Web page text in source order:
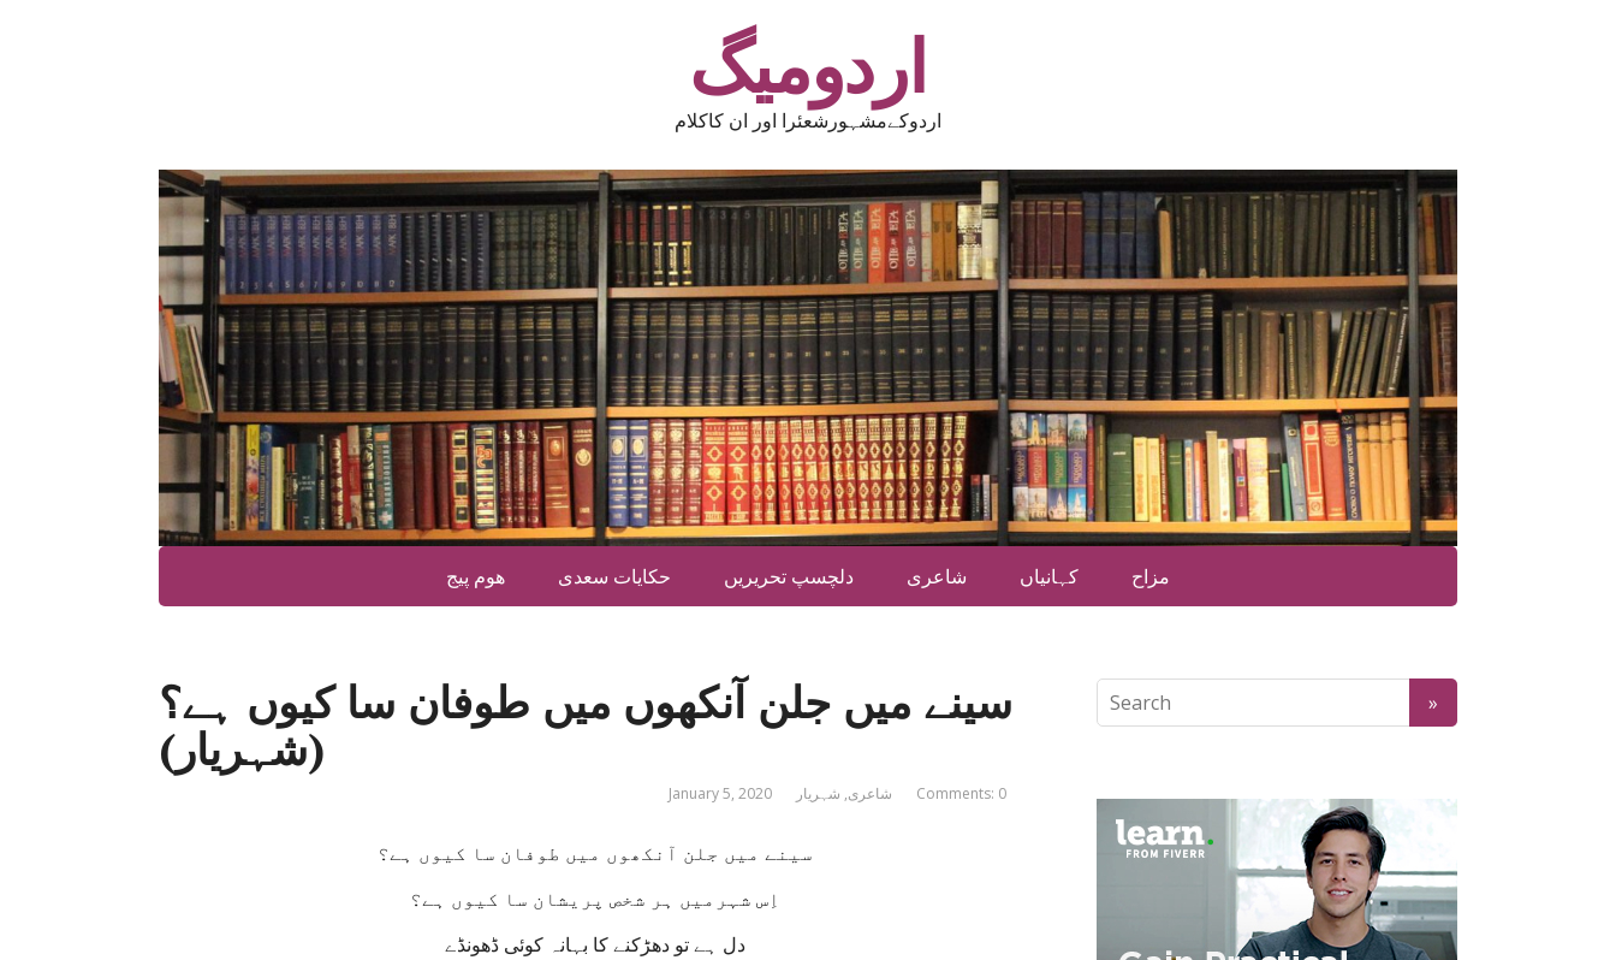
اردومیگ
اردوکےمشہورشعئرا اور ان کاکلام
ھوم پیج حکایات سعدی دلچسپ تحریریں شاعری کہانیاں مزاح
سینے میں جلن آنکھوں میں طوفان سا کیوں ہے؟
(شہریار)
January 5, 2020 شاعری, شہریار Comments: 0
سینے میں جلن آنکھوں میں طوفان سا کیوں ہے؟
اِس شہرمیں ہر شخص پریشان سا کیوں ہے؟
دل ہے تو دھڑکنے کا بہانہ کوئی ڈھونڈے